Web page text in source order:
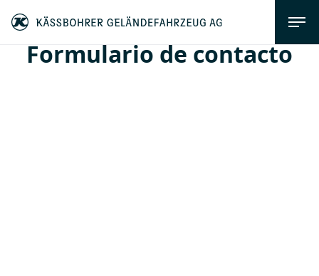
Formulario de contacto